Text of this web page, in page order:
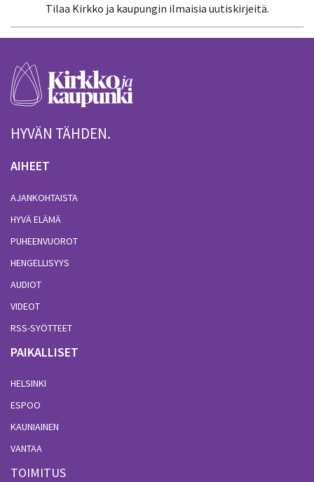
Tilaa Kirkko ja kaupungin ilmaisia uutiskirjeitä.
HYVÄN TÄHDEN.
AIHEET
AJANKOHTAISTA
HYVÄ ELÄMÄ
PUHEENVUOROT
HENGELLISYYS
AUDIOT
VIDEOT
RSS-SYÖTTEET
PAIKALLISET
HELSINKI
ESPOO
KAUNIAINEN
VANTAA
TOIMITUS